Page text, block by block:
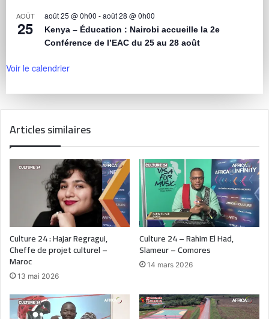
AOÛT
25
août 25 @ 0h00 -août 28 @ 0h00
Kenya – Éducation : Nairobi accueille la 2e
Conférence de l’EAC du 25 au 28 août
Voir le calendrier
Articles similaires
Culture 24 : Hajar Regragui,
Cheffe de projet culturel –
Maroc
13 mai 2026
Culture 24 – Rahim El Had,
Slameur – Comores
14 mars 2026